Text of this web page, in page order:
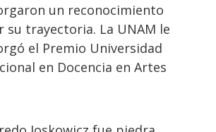
un reconocimiento
su trayectoria. La UNAM le
el Premio Universidad
en Docencia en Artes